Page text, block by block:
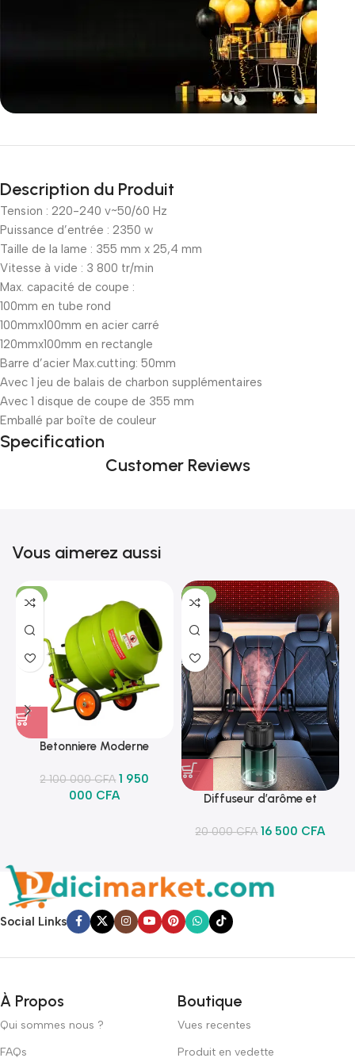
Incoryable offres
prix KDO
Description du Produit
Tension : 220-240 v~50/60 Hz
Puissance d’entrée : 2350 w
Taille de la lame : 355 mm x 25,4 mm
Vitesse à vide : 3 800 tr/min
Max. capacité de coupe :
100mm en tube rond
100mmx100mm en acier carré
120mmx100mm en rectangle
Barre d’acier Max.cutting: 50mm
Avec 1 jeu de balais de charbon supplémentaires
Avec 1 disque de coupe de 355 mm
Emballé par boîte de couleur
Specification
Customer Reviews
Vous aimerez aussi
-7%
Betonniere Moderne
2 100 000CFA 1 950
000 CFA
-18%
Diffuseur d’arôme et
20 000CFA 16 500 CFA
Social Links
À Propos
Qui sommes nous ?
FAQs
Boutique
Vues recentes
Produit en vedette